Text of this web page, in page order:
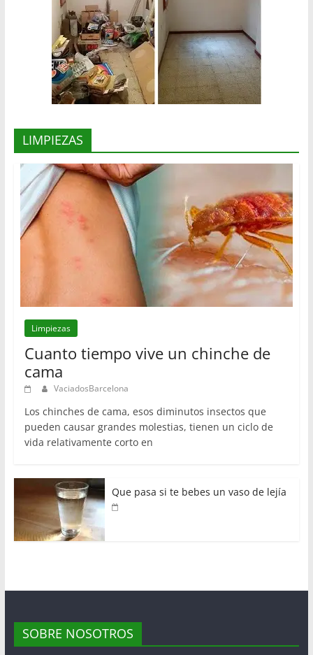
LIMPIEZAS
Limpiezas
Cuanto tiempo vive un chinche de
cama
VaciadosBarcelona
Los chinches de cama, esos diminutos insectos que
pueden causar grandes molestias, tienen un ciclo de
vida relativamente corto en
Que pasa si te bebes un vaso de lejía
SOBRE NOSOTROS